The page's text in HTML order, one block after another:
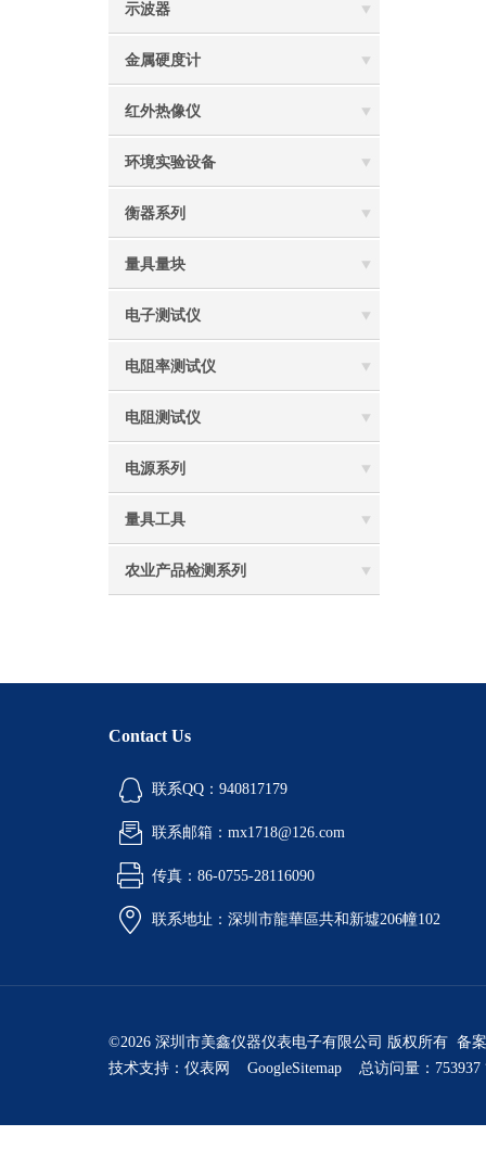
示波器
金属硬度计
红外热像仪
环境实验设备
衡器系列
量具量块
电子测试仪
电阻率测试仪
电阻测试仪
电源系列
量具工具
农业产品检测系列
Contact Us
联系QQ：940817179
联系邮箱：mx1718@126.com
传真：86-0755-28116090
联系地址：深圳市龍華區共和新墟206幢102
©2026 深圳市美鑫仪器仪表电子有限公司 版权所有 备
技术支持： 仪表网 GoogleSitemap 总访问量：753937